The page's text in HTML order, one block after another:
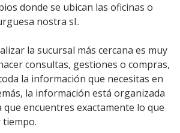
donde se ubican las oficinas o
nostra sl..
la sucursal más cercana es muy
consultas, gestiones o compras,
la información que necesitas en
la información está organizada
encuentres exactamente lo que
tiempo.